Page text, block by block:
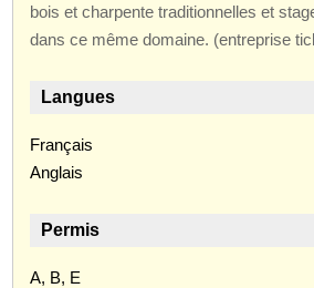
bois et charpente traditionnelles et
dans ce même domaine. (entreprise
Langues
Français
Anglais
Permis
A, B, E